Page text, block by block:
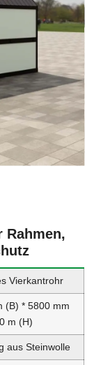
Rahmen,
Vierkantrohr
(B) * 5800 mm
m (H)
aus Steinwolle